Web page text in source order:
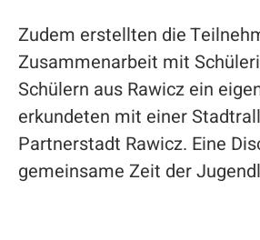
Zudem erstellten die
Zusammenarbeit mit
Schülern aus Rawicz ein
erkundeten mit einer
Partnerstadt Rawicz. Eine
gemeinsame Zeit der